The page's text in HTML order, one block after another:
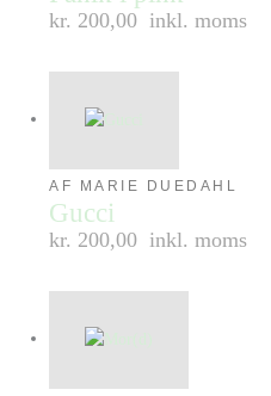
kr. 200,00 inkl. moms
AF MARIE DUEDAHL
Gucci
kr. 200,00 inkl. moms